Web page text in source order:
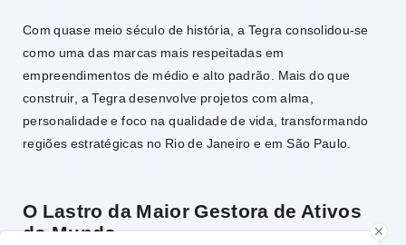
Com quase meio século de história, a Tegra consolidou-se
como uma das marcas mais respeitadas em
empreendimentos de médio e alto padrão. Mais do que
construir, a Tegra desenvolve projetos com alma,
personalidade e foco na qualidade de vida, transformando
regiões estratégicas no Rio de Janeiro e em São Paulo.
O Lastro da Maior Gestora de Ativos
do Mundo